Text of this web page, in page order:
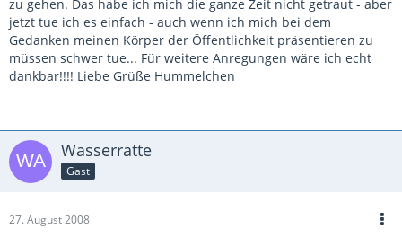
zu gehen. Das habe ich mich die ganze Zeit nicht getraut - aber
jetzt tue ich es einfach - auch wenn ich mich bei dem
Gedanken meinen Körper der Öffentlichkeit präsentieren zu
müssen schwer tue... Für weitere Anregungen wäre ich echt
dankbar!!!! Liebe Grüße Hummelchen
Wasserratte
Gast
27. August 2008